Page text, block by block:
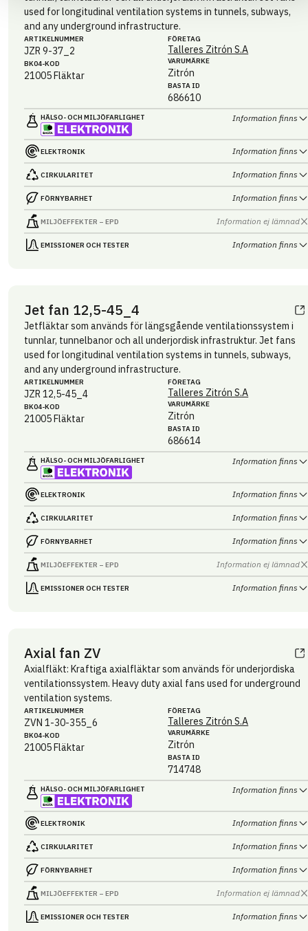
used for longitudinal ventilation systems in tunnels, subways,
and any underground infrastructure.
ARTIKEL­NUMMER
JZR 9-37_2
BK04-KOD
21005Fläktar
FÖRETAG
Talleres Zitrón S.A
VARUMÄRKE
Zitrón
BASTA ID
686610
HÄLSO- OCH MILJÖ­FARLIGHET Information finns
ELEKTRONIK Information finns
CIRKULARITET Information finns
FÖRNYBARHET Information finns
MILJÖEFFEKTER – EPD Information ej lämnad
EMISSIONER OCH TESTER Information finns
Jet fan 12,5-45_4
Jetfläktar som används för längsgående ventilationssystem i
tunnlar, tunnelbanor och all underjordisk infrastruktur. Jet fans
used for longitudinal ventilation systems in tunnels, subways,
and any underground infrastructure.
ARTIKEL­NUMMER
JZR 12,5-45_4
BK04-KOD
21005Fläktar
FÖRETAG
Talleres Zitrón S.A
VARUMÄRKE
Zitrón
BASTA ID
686614
HÄLSO- OCH MILJÖ­FARLIGHET Information finns
ELEKTRONIK Information finns
CIRKULARITET Information finns
FÖRNYBARHET Information finns
MILJÖEFFEKTER – EPD Information ej lämnad
EMISSIONER OCH TESTER Information finns
Axial fan ZV
Axialfläkt: Kraftiga axialfläktar som används för underjordiska
ventilationssystem. Heavy duty axial fans used for underground
ventilation systems.
ARTIKEL­NUMMER
ZVN 1-30-355_6
BK04-KOD
21005Fläktar
FÖRETAG
Talleres Zitrón S.A
VARUMÄRKE
Zitrón
BASTA ID
714748
HÄLSO- OCH MILJÖ­FARLIGHET Information finns
ELEKTRONIK Information finns
CIRKULARITET Information finns
FÖRNYBARHET Information finns
MILJÖEFFEKTER – EPD Information ej lämnad
EMISSIONER OCH TESTER Information finns